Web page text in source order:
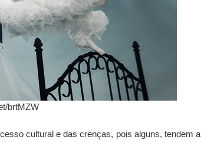
brtMZW
cultural e das crenças, pois alguns, tendem a